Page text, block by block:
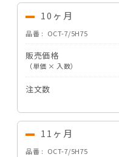
10ヶ月
品番 OCT-7/5H75
販売価格
（単価 × 入数）
注文数
11ヶ月
品番 OCT-7/5H75